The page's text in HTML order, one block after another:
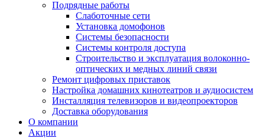
Подрядные работы
Слаботочные сети
Установка домофонов
Системы безопасности
Системы контроля доступа
Строительство и эксплуатация волоконно-
оптических и медных линий связи
Ремонт цифровых приставок
Настройка домашних кинотеатров и аудиосистем
Инсталляция телевизоров и видеопроекторов
Доставка оборудования
О компании
Акции